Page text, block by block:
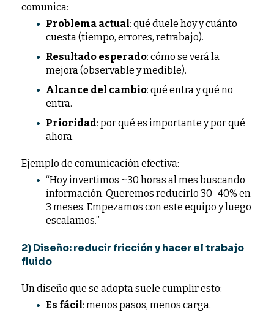
comunica:
Problema actual: qué duele hoy y cuánto
cuesta (tiempo, errores, retrabajo).
Resultado esperado: cómo se verá la
mejora (observable y medible).
Alcance del cambio: qué entra y qué no
entra.
Prioridad: por qué es importante y por qué
ahora.
Ejemplo de comunicación efectiva:
“Hoy invertimos ~30 horas al mes buscando
información. Queremos reducirlo 30–40% en
3 meses. Empezamos con este equipo y luego
escalamos.”
2) Diseño: reducir fricción y hacer el trabajo
fluido
Un diseño que se adopta suele cumplir esto:
Es fácil: menos pasos, menos carga.